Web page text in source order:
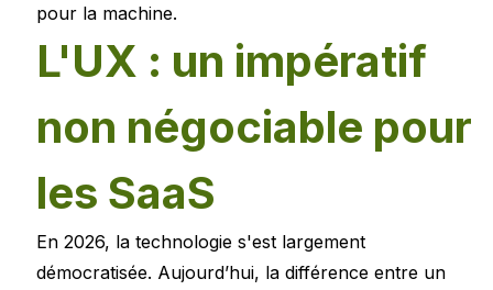
pour la machine.
L'UX : un impératif
non négociable pour
les SaaS
En 2026, la technologie s'est largement
démocratisée. Aujourd’hui, la différence entre un